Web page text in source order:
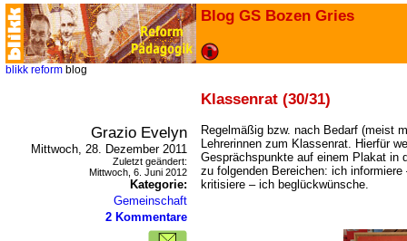
Blog GS Bozen Gries
blikk reform blog
Klassenrat (30/31)
Grazio Evelyn
Mittwoch, 28. Dezember 2011
Zuletzt geändert:
Mittwoch, 6. Juni 2012
Kategorie:
Gemeinschaft
2 Kommentare
Regelmäßig bzw. nach Bedarf (meist
Lehrerinnen zum Klassenrat. Hierfür
Gesprächspunkte auf einem Plakat in
zu folgenden Bereichen: ich
kritisiere – ich beglückwünsche.